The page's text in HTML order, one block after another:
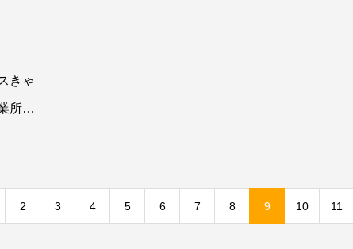
きゃ
所合
2 3 4 5 6 7 8 9 10 11